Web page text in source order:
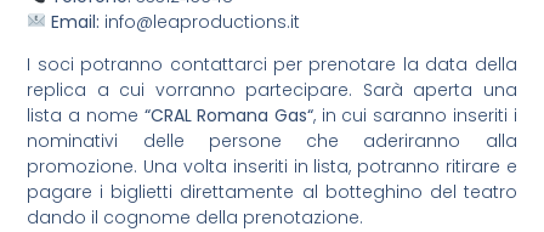
Email: info@leaproductions.it
I soci potranno contattarci per prenotare la data della
replica a cui vorranno partecipare. Sarà aperta una
lista a nome “CRAL Romana Gas“, in cui saranno inseriti i
nominativi delle persone che aderiranno alla
promozione. Una volta inseriti in lista, potranno ritirare e
pagare i biglietti direttamente al botteghino del teatro
dando il cognome della prenotazione.